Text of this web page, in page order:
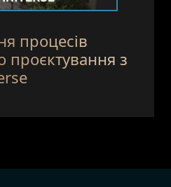
процесів
проєктування з